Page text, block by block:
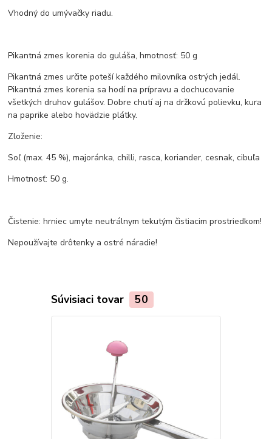
Vhodný do umývačky riadu.
Pikantná zmes korenia do guláša, hmotnosť: 50 g
Pikantná zmes určite poteší každého milovníka ostrých jedál.
Pikantná zmes korenia sa hodí na prípravu a dochucovanie
všetkých druhov gulášov. Dobre chutí aj na držkovú polievku, kura
na paprike alebo hovädzie plátky.
Zloženie:
Soľ (max. 45 %), majoránka, chilli, rasca, koriander, cesnak, cibuľa
Hmotnosť: 50 g.
Čistenie: hrniec umyte neutrálnym tekutým čistiacim prostriedkom!
Nepoužívajte drôtenky a ostré náradie!
Súvisiaci tovar 50